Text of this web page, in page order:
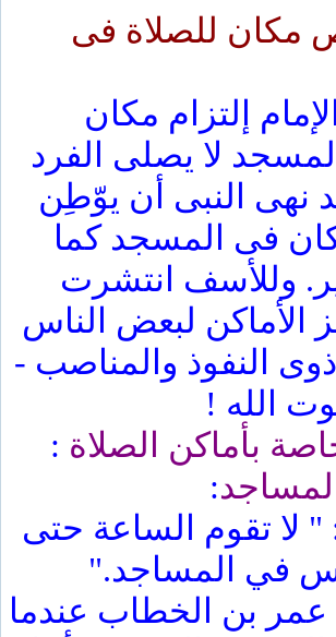
مكان للصلاة فى
إلتزام مكان
لا يصلى الفرد
نهى النبى أن يوّطِن
فى المسجد كما
وللأسف انتشرت
الأماكن لبعض الناس
النفوذ والمناصب -
الله !
بأماكن الصلاة :
:
" لا تقوم الساعة حتى
في المساجد."
عمر بن الخطاب عندما